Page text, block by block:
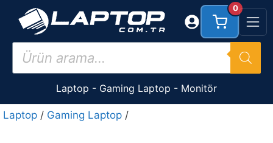
İçeriğe
Products
search
Laptop - Gaming Laptop - Monitör
0
Laptop / Gaming Laptop /